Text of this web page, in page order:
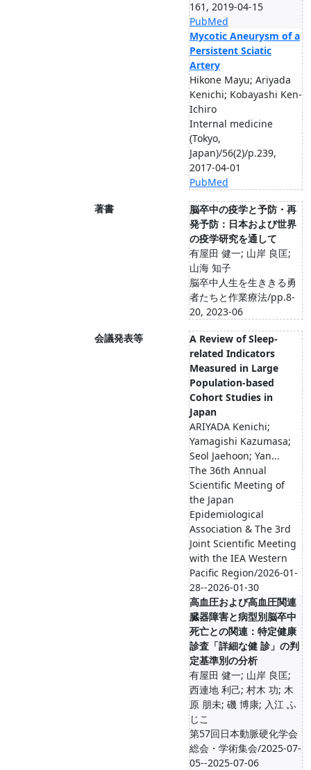
161, 2019-04-15
PubMed
Mycotic Aneurysm of a
Persistent Sciatic
Artery
Hikone Mayu; Ariyada
Kenichi; Kobayashi Ken-
Ichiro
Internal medicine
(Tokyo,
Japan)/56(2)/p.239,
2017-04-01
PubMed
著書
脳卒中の疫学と予防・再
発予防：日本および世界
の疫学研究を通して
有屋田 健一; 山岸 良匡;
山海 知子
脳卒中人生を生ききる勇
者たちと作業療法/pp.8-
20, 2023-06
会議発表等
A Review of Sleep-
related Indicators
Measured in Large
Population-based
Cohort Studies in
Japan
ARIYADA Kenichi;
Yamagishi Kazumasa;
Seol Jaehoon; Yan...
The 36th Annual
Scientific Meeting of
the Japan
Epidemiological
Association & The 3rd
Joint Scientific Meeting
with the IEA Western
Pacific Region/2026-01-
28--2026-01-30
高血圧および高血圧関連
臓器障害と病型別脳卒中
死亡との関連：特定健康
診査「詳細な健 診」の判
定基準別の分析
有屋田 健一; 山岸 良匡;
西連地 利己; 村木 功; 木
原 朋未; 磯 博康; 入江 ふ
じこ
第57回日本動脈硬化学会
総会・学術集会/2025-07-
05--2025-07-06